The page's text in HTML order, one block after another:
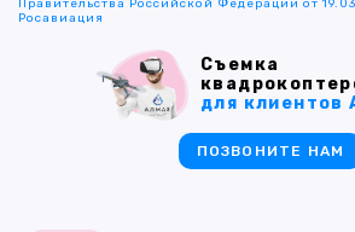
Правительства Российской Федерации от
Росавиация
Съемка
для клиентов
ПОЗВОНИТЕ НАМ